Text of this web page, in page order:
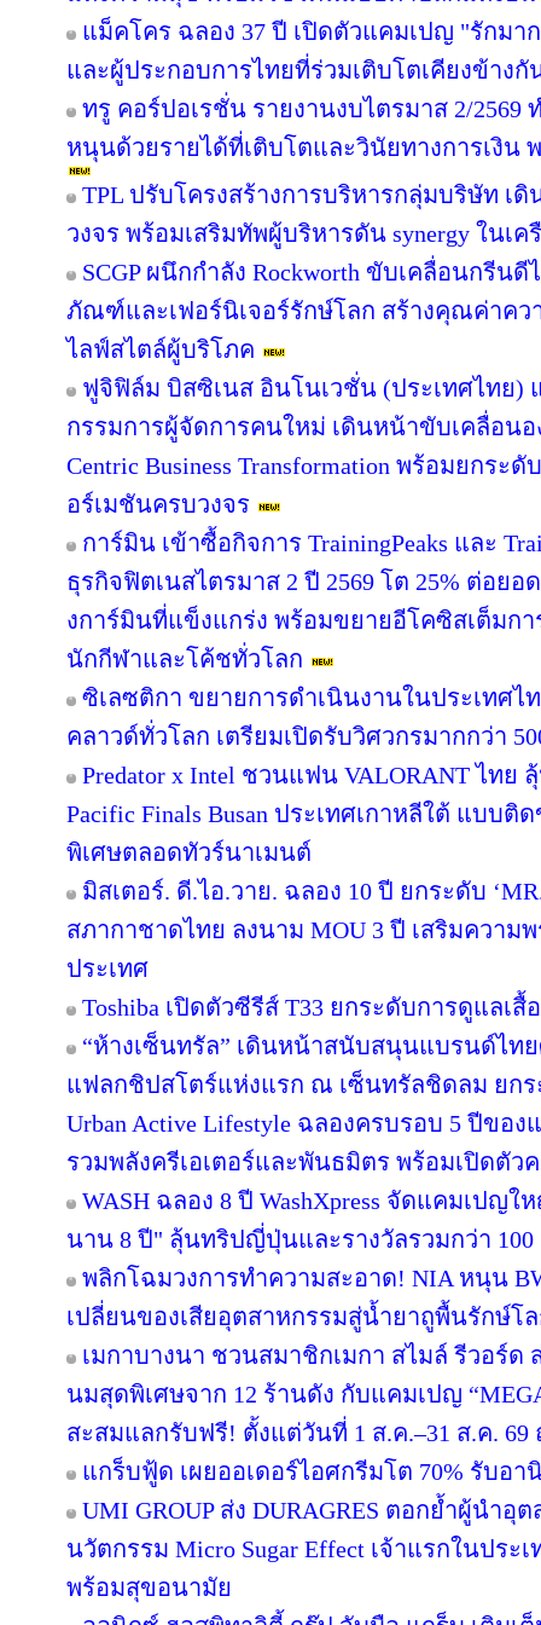
แม็คโคร ฉลอง 37 ปี เปิดตัวแคมเปญ "รักม
และผู้ประกอบการไทยที่ร่วมเติบโตเคียงข้างกั
ทรู คอร์ปอเรชั่น รายงานงบไตรมาส 2/2569
หนุนด้วยรายได้ที่เติบโตและวินัยทางการเงิน
TPL ปรับโครงสร้างการบริหารกลุ่มบริษัท เ
วงจร พร้อมเสริมทัพผู้บริหารดัน synergy ในเค
SCGP ผนึกกำลัง Rockworth ขับเคลื่อนกรี
ภัณฑ์และเฟอร์นิเจอร์รักษ์โลก สร้างคุณค่าคว
ไลฟ์สไตล์ผู้บริโภค
ฟูจิฟิล์ม บิสซิเนส อินโนเวชั่น (ประเทศไทย)
กรรมการผู้จัดการคนใหม่ เดินหน้าขับเคลื่อนอ
Centric Business Transformation พร้อมยก
อร์เมชันครบวงจร
การ์มิน เข้าซื้อกิจการ TrainingPeaks และ
ธุรกิจฟิตเนสไตรมาส 2 ปี 2569 โต 25% ต่อย
งการ์มินที่แข็งแกร่ง พร้อมขยายอีโคซิสเต็มก
นักกีฬาและโค้ชทั่วโลก
ซิเลซติกา ขยายการดำเนินงานในประเทศไ
คลาวด์ทั่วโลก เตรียมเปิดรับวิศวกรมากกว่า
Predator x Intel ชวนแฟน VALORANT ไท
Pacific Finals Busan ประเทศเกาหลีใต้ แบบ
พิเศษตลอดทัวร์นาเมนต์
มิสเตอร์. ดี.ไอ.วาย. ฉลอง 10 ปี ยกระดับ
สภากาชาดไทย ลงนาม MOU 3 ปี เสริมความ
ประเทศ
Toshiba เปิดตัวซีรีส์ T33 ยกระดับการดูแลเ
“ห้างเซ็นทรัล” เดินหน้าสนับสนุนแบรนด์ไทย
แฟลกชิปสโตร์แห่งแรก ณ เซ็นทรัลชิดลม ยก
Urban Active Lifestyle ฉลองครบรอบ 5 ปีของ
รวมพลังครีเอเตอร์และพันธมิตร พร้อมเปิดตัว
WASH ฉลอง 8 ปี WashXpress จัดแคมเปญ
นาน 8 ปี" ลุ้นทริปญี่ปุ่นและรางวัลรวมกว่า 100
พลิกโฉมวงการทำความสะอาด! NIA หนุน
เปลี่ยนของเสียอุตสาหกรรมสู่น้ำยาถูพื้นรักษ์โ
เมกาบางนา ชวนสมาชิกเมกา สไมล์ รีวอร์ด
นมสุดพิเศษจาก 12 ร้านดัง กับแคมเปญ
สะสมแลกรับฟรี! ตั้งแต่วันที่ 1 ส.ค.–31 ส.ค.
แกร็บฟู้ด เผยออเดอร์ไอศกรีมโต 70% รับอา
UMI GROUP ส่ง DURAGRES ตอกย้ำผู้นำอุ
นวัตกรรม Micro Sugar Effect เจ้าแรกในปร
พร้อมสุขอนามัย